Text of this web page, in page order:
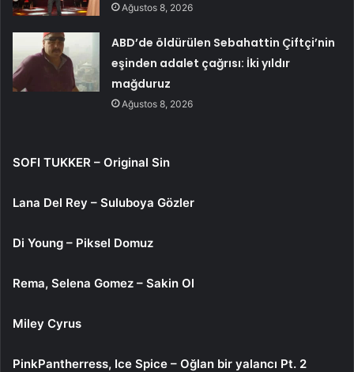
Ağustos 8, 2026
ABD’de öldürülen Sebahattin Çiftçi’nin
eşinden adalet çağrısı: İki yıldır
mağduruz
Ağustos 8, 2026
SOFI TUKKER – Original Sin
Lana Del Rey – Suluboya Gözler
Di Young – Piksel Domuz
Rema, Selena Gomez – Sakin Ol
Miley Cyrus
PinkPantherress, Ice Spice – Oğlan bir yalancı Pt. 2